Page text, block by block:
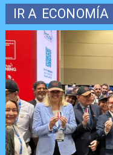
IR A ECONOMÍA